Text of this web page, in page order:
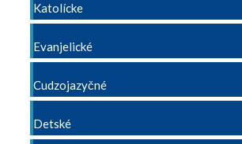
Katolícke
Evanjelické
Cudzojazyčné
Detské